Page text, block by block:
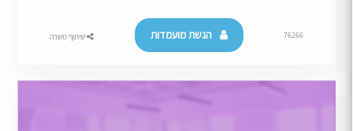
76266 הגשת מועמדות שיתוף משרה